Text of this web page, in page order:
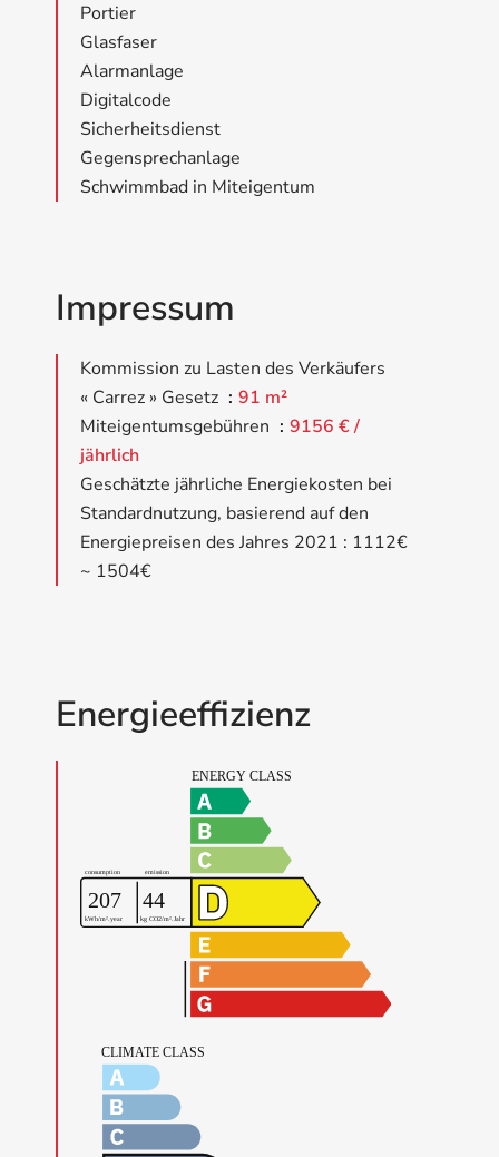
Portier
Glasfaser
Alarmanlage
Digitalcode
Sicherheitsdienst
Gegensprechanlage
Schwimmbad in Miteigentum
Impressum
Kommission zu Lasten des Verkäufers
« Carrez » Gesetz
91 m²
Miteigentumsgebühren
9156 € /
jährlich
Geschätzte jährliche Energiekosten bei
Standardnutzung, basierend auf den
Energiepreisen des Jahres 2021 : 1112€
~ 1504€
Energieeffizienz